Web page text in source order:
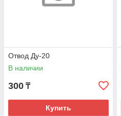
Отвод Ду-20
В наличии
300 ₸
Купить